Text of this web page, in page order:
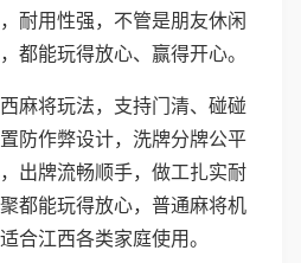
耐用性强，不管是朋友休闲
都能玩得放心、赢得开心。
麻将玩法，支持门清、碰碰
防作弊设计，洗牌分牌公平
出牌流畅顺手，做工扎实耐
都能玩得放心，普通麻将机
合江西各类家庭使用。